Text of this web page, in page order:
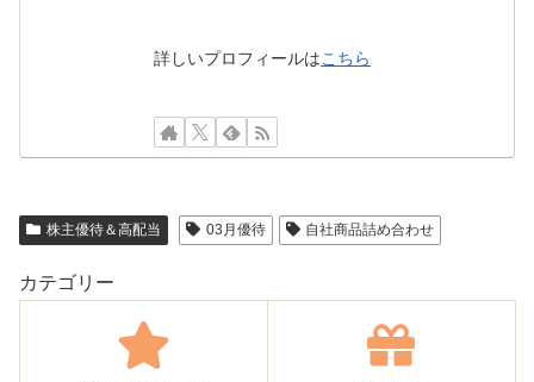
詳しいプロフィールはこちら
株主優待＆高配当 03月優待 自社商品詰め合わせ
カテゴリー